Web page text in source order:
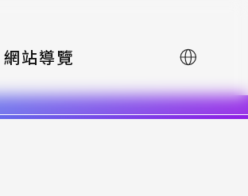
網站導覽 English